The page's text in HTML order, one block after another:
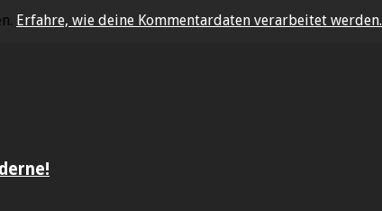
Erfahre, wie deine Kommentardaten verarbeitet werden.